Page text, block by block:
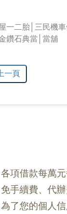
二胎│三民機
鑽石典當│當舖
一頁
各項借款每萬
免手續費、代辦
為了您的個人